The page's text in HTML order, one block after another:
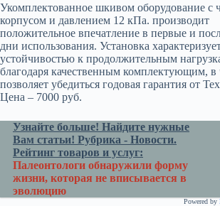
Укомплектованное шкивом оборудование с
корпусом и давлением 12 кПа. производит
положительное впечатление в первые и
дни использования. Установка
устойчивостью к продолжительным
благодаря качественным комплектующим, в
позволяет убедиться годовая гарантия от
Цена – 7000 руб.
Узнайте больше! Найдите нужные
Вам статьи! Рубрика - Новости.
Рейтинг товаров и услуг:
Палеонтологи обнаружили форму
жизни, которая не вписывается в
эволюцию
Powered by